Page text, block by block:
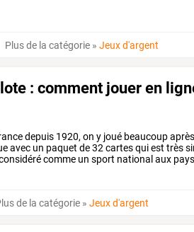
Plus de la catégorie »Jeux d'argent
: comment jouer en
depuis 1920, on y joué beaucoupaprès
avec un paquet de32 cartesquiest très
comme un sport nationalaux pays
de la catégorie »Jeux d'argent